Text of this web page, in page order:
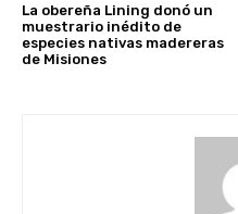
La obereña Lining donó un
muestrario inédito de
especies nativas madereras
de Misiones